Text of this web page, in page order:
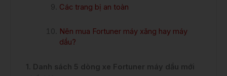
Các trang bị an toàn
Nên mua Fortuner máy xăng hay máy
dầu?
1. Danh sách 5 dòng xe Fortuner máy dầu mới